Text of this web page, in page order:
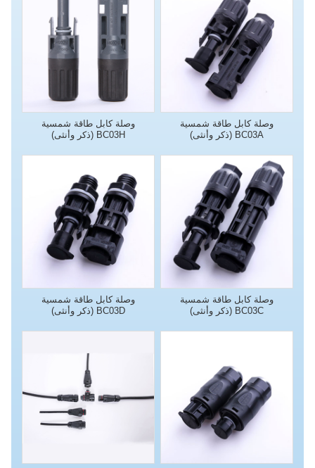
وصلة كابل طاقة شمسية
BC03A (ذكر وأنثى)
وصلة كابل طاقة شمسية
BC03H (ذكر وأنثى)
وصلة كابل طاقة شمسية
BC03C (ذكر وأنثى)
وصلة كابل طاقة شمسية
BC03D (ذكر وأنثى)